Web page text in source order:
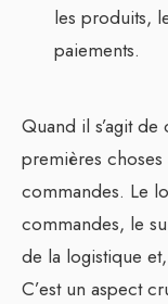
les produits,
paiements.
Quand il s’agit
premières
commandes. Le
commandes, le
de la logistique
C’est un aspect